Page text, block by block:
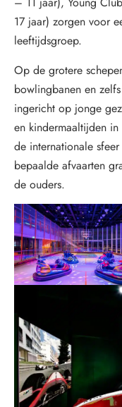
17 jaar) zorgen voor
leeftijdsgroep.
Op de grotere
bowlingbanen en
ingericht op jonge
en kindermaaltijden
de internationale
bepaalde afvaarten
de ouders.